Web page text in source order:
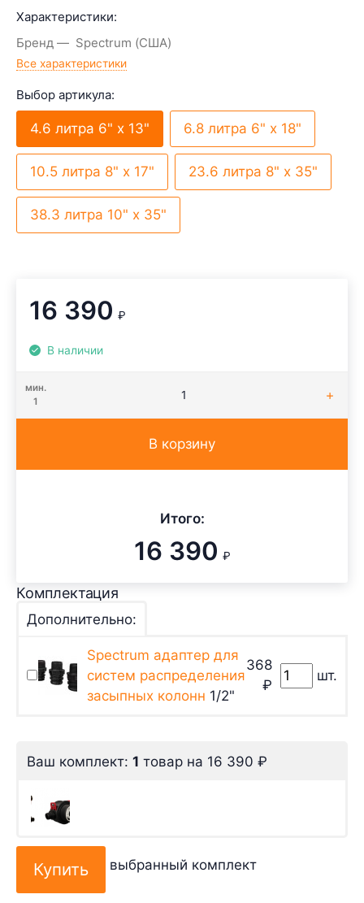
Характеристики:
Бренд
Spectrum (США)
Все характеристики
Выбор артикула:
4.6 литра 6" х 13" 6.8 литра 6" х 18"
10.5 литра 8" х 17" 23.6 литра 8" х 35"
38.3 литра 10" х 35"
16 390 ₽
В наличии
мин.
1
В корзину
Итого:
16 390 ₽
Комплектация
Дополнительно:
Spectrum адаптер для
систем распределения
засыпных колонн 1/2"
368
₽
шт.
Ваш комплект: 1 товар на 16 390 ₽
выбранный комплект